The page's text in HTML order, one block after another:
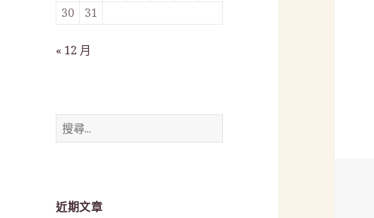
30
31
« 12 月
搜
尋
近期文章